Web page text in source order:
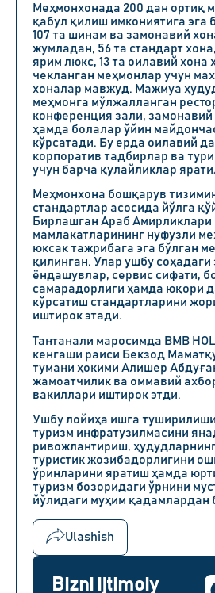
Меҳмонхонада 200 дан ортиқ
қабул қилиш имкониятига эга
107 та шинам ва замонавий
жумладан, 56 та стандарт
ярим люкс, 13 та оилавий хона
чекланган меҳмонлар учун
хоналар мавжуд. Мажмуа
меҳмонга мўлжалланган
конференция зали,
ҳамда болалар ўйин
кўрсатади. Бу ерда оилавий
корпоратив тадбирлар ва
учун барча қулайликлар
Меҳмонхона бошқарув
стандартлар асосида йўлга
Бирлашган Араб Амирликлари
мамлакатларининг нуфузли
юксак тажрибага эга бўлган
қилинган. Улар ушбу
ёндашувлар, сервис сифати,
самарадорлиги ҳамда юқори
кўрсатиш стандартларини
иштирок этади.
Тантанали маросимда BMB
кенгаши раиси Бекзод
тумани ҳокими Алишер
жамоатчилик ва оммавий
вакиллари иштирок этди.
Ушбу лойиҳа ишга
туризм инфратузилмасини
ривожлантириш,
туристик жозибадорлигини
ўринларини яратиш ҳамда
туризм бозоридаги ўрнини
йўлидаги муҳим қадамлардан
Ulashish
Bizni ijtimoiy